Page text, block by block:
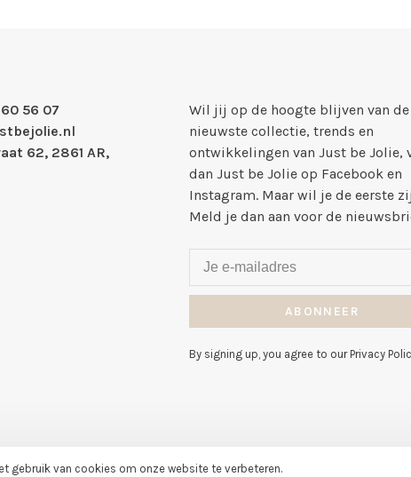
56 07
62, 2861 AR,
Wil jij op de hoogte blijven van de
nieuwste collectie, trends en
ontwikkelingen van Just be Jolie,
dan Just be Jolie op Facebook en
Instagram. Maar wil je de eerste
Meld je dan aan voor de
ABONNEER
By signing up, you agree to our Privacy
gebruik van cookies om onze website te verbeteren.